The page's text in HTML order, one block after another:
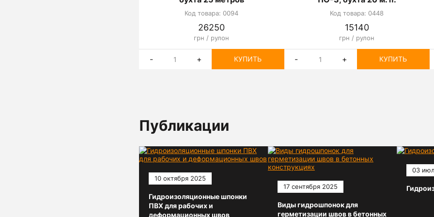
Код товара: 0094
26250
грн / рулон
- + КУПИТЬ
Код товара: 0448
15140
грн / рулон
- + КУПИТЬ
Публикации
10 октября 2025
Гидроизоляционные шпонки
ПВХ для рабочих и
деформационных швов
17 сентября 2025
Виды гидрошпонок для
герметизации швов в бетонных
03